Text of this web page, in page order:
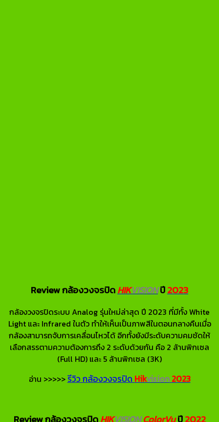
Review กล้องวงจรปิดHIKVISIONปี2023
กล้องวงจรปิดระบบ Analog รุ่นใหม่ล่าสุด ปี 2023 ที่มีทั้ง White
Light และ Infrared ในตัว ทำให้เห็นเป็นภาพสีในตอนกลางคืนเมื่อ
กล้องสามารถจับการเคลื่อนไหวได้ อีกทั้งยังมีระดับความคมชัดให้
เลือกสรรตามความต้องการถึง 2 ระดับด้วยกัน คือ 2 ล้านพิกเซล
(Full HD) และ 5 ล้านพิกเซล (3K)
อ่าน >>>>>รีวิว กล้องวงจรปิด Hikvision 2023
Review กล้องวงจรปิดHIKVISIONColorVuปี2022